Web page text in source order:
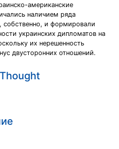
американские
наличием ряда
собственно, и формировали
украинских дипломатов на
их нерешенность
двусторонних отношений.